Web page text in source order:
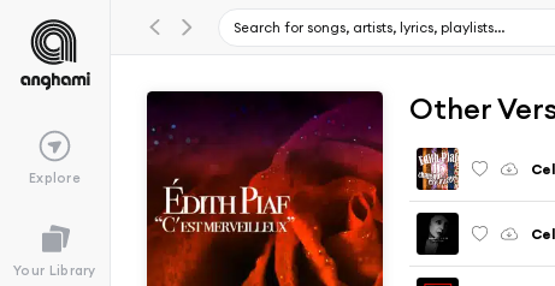
Explore
Your Library
Other